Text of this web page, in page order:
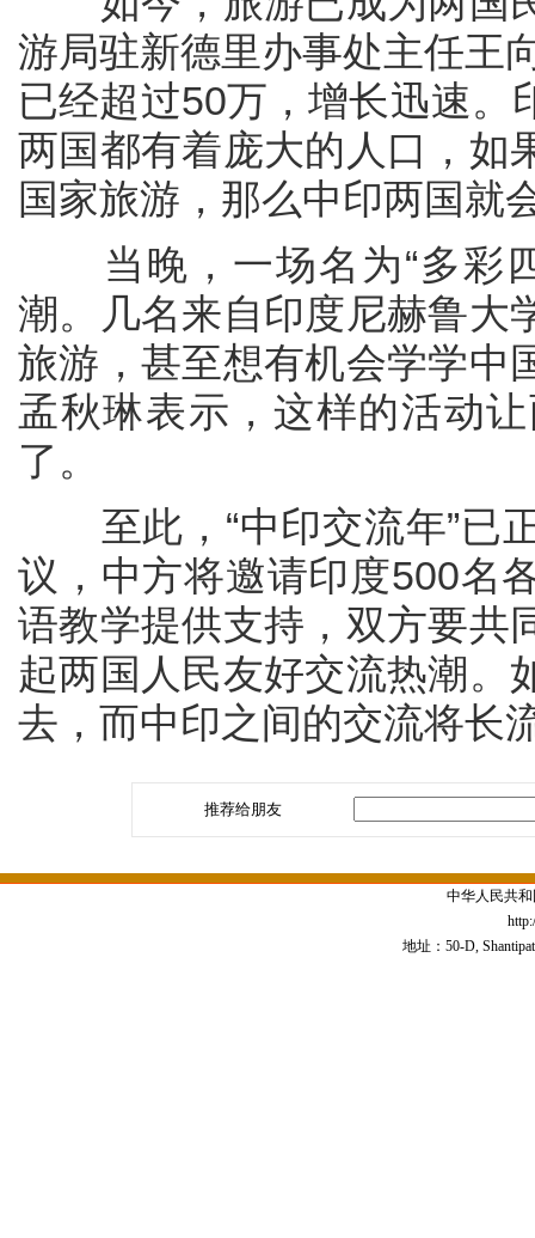
游局驻新德里办事处主任王
已经超过50万，增长迅速。
两国都有着庞大的人口，如
国家旅游，那么中印两国就
当晚，一场名为“多彩四
潮。几名来自印度尼赫鲁大
旅游，甚至想有机会学学中
孟秋琳表示，这样的活动
了。
至此，“中印交流年”已
议，中方将邀请印度500名
语教学提供支持，双方要共
起两国人民友好交流热潮。
去，而中印之间的交流将长
推荐给朋友
中华人民共
地址：50-D,